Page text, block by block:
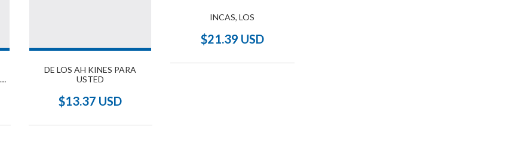
DE LOS AH KINES PARA
USTED
$13.37 USD
INCAS, LOS
$21.39 USD